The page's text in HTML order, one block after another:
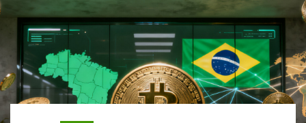
español
français
italiano
deutsch